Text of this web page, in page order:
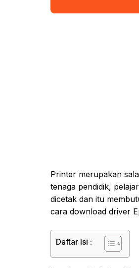
Printer merupakan
tenaga pendidik,
dicetak dan itu
cara download driver
Daftar Isi :